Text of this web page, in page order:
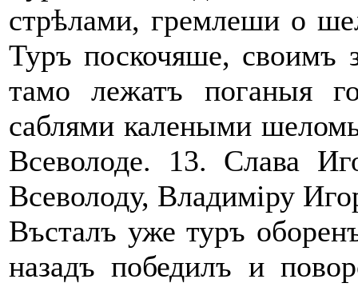
стрѣлами, гремлеши о
Туръ поскочяше, своимъ
тамо лежатъ поганыя
саблями калеными
Всеволоде. 13. Слава
Всеволоду, Владиміру
Въсталъ уже туръ
назадъ победилъ и